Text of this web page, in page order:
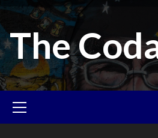
Skip
to
content
The
Menu